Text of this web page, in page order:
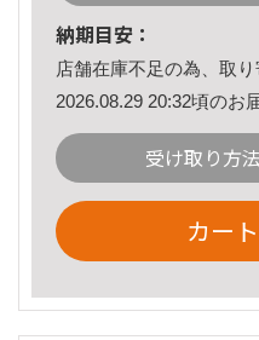
納期目安：
店舗在庫不足の為、取り
2026.08.29 20:32頃のお
受け取り方
カー